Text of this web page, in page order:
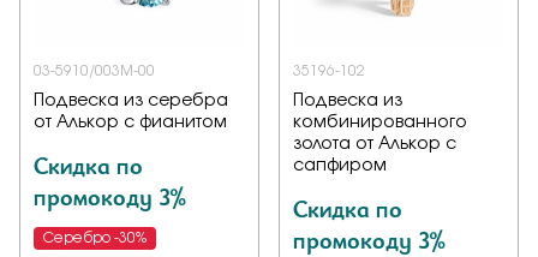
03-5910/003М-00
Подвеска из серебра
от Алькор с фианитом
Скидка по
промокоду 3%
Серебро -30%
35196-102
Подвеска из
комбинированного
золота от Алькор с
сапфиром
Скидка по
промокоду 3%